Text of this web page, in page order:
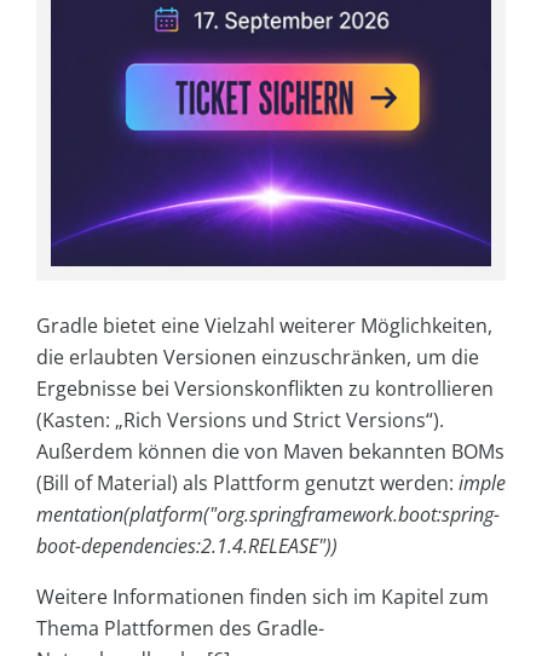
Gradle bietet eine Vielzahl weiterer Möglichkeiten,
die erlaubten Versionen einzuschränken, um die
Ergebnisse bei Versionskonflikten zu kontrollieren
(Kasten: „Rich Versions und Strict Versions“).
Außerdem können die von Maven bekannten BOMs
(Bill of Material) als Plattform genutzt werden: imple
mentation(platform("org.springframework.boot:spring-
boot-dependencies:2.1.4.RELEASE"))
Weitere Informationen finden sich im Kapitel zum
Thema Plattformen des Gradle-